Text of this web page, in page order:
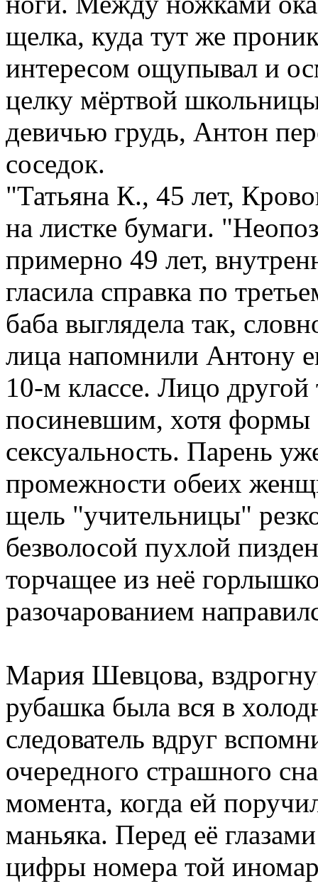
щелка, куда тут же
интересом ощупывал и
целку мёртвой
девичью грудь, Антон
соседок.
"Татьяна К., 45 лет,
на листке бумаги.
примерно 49 лет,
гласила справка по
баба выглядела так,
лица напомнили Антону
10-м классе. Лицо
посиневшим, хотя формы
сексуальность. Парень
промежности обеих
щель "учительницы"
безволосой пухлой
торчащее из неё
разочарованием
Мария Шевцова,
рубашка была вся в
следователь вдруг
очередного страшного
момента, когда ей
маньяка. Перед её
цифры номера той